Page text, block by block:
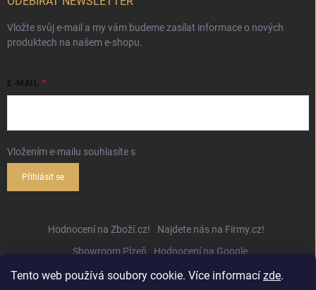
Tento web používá soubory cookie. Více informací zde.
Vložte svůj e-mail a my vám budeme zasílat informace o nových
produktech na našem e-shopu.
E-MAIL
Vložením e-mailu souhlasíte s
Přihlásit se
Hodnocení na Zboží.cz!
Najdete nás na Firmy.cz!
Showroom Plzeň
Hodnocení na Google